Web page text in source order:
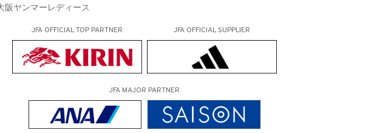
ヤンマーレディース
JFA OFFICIALTOP PARTNER JFA OFFICIAL SUPPLIER
JFA MAJOR PARTNER